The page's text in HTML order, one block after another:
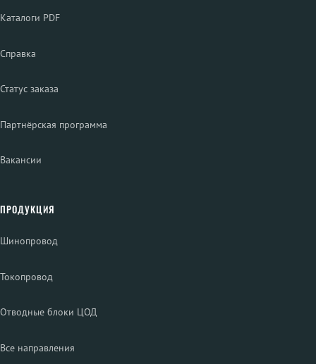
Каталоги PDF
Справка
Статус заказа
Партнёрская программа
Вакансии
ПРОДУКЦИЯ
Шинопровод
Токопровод
Отводные блоки ЦОД
Все направления